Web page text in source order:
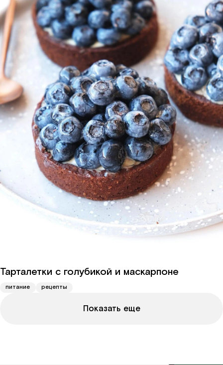
Тарталетки с голубикой и маскарпоне
питание рецепты
Показать еще